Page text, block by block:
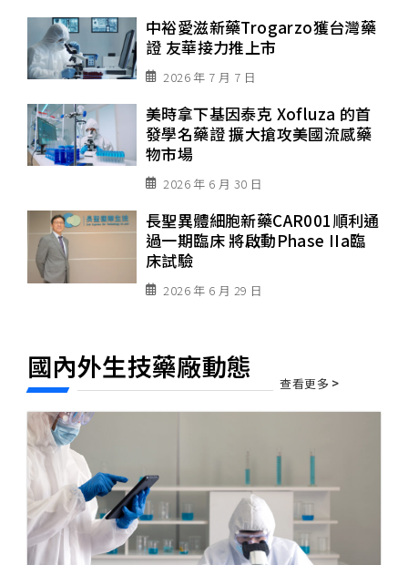
中裕愛滋新藥Trogarzo獲台灣藥
證 友華接力推上市
2026 年 7 月 7 日
美時拿下基因泰克 Xofluza 的首
發學名藥證 擴大搶攻美國流感藥
物市場
2026 年 6 月 30 日
長聖異體細胞新藥CAR001順利通
過一期臨床 將啟動Phase IIa臨
床試驗
2026 年 6 月 29 日
國內外生技藥廠動態 查看更多 >